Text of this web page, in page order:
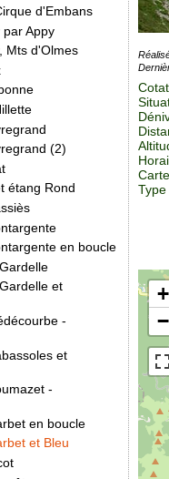
d'Embans
par Appy
Mts d'Olmes
(2)
étang Rond
en boucle
et
-
et
-
en boucle
et Bleu
+
−